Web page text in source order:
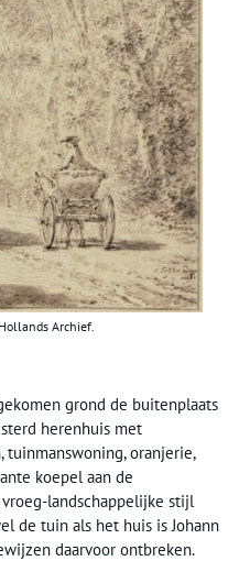
Archief.
grond de buitenplaats
herenhuis met
tuinmanswoning, oranjerie,
koepel aan de
landschappelijke stijl
de tuin als het huis is Johann
daarvoor ontbreken.